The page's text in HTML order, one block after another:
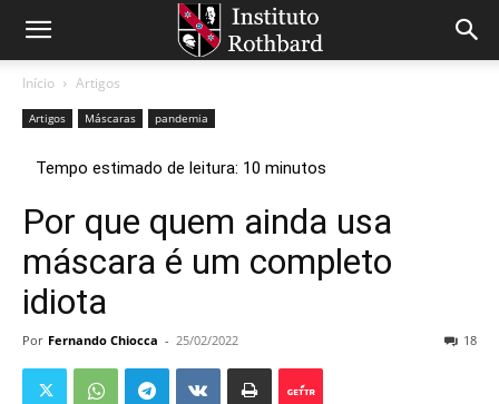
Início Artigos
Artigos Máscaras pandemia
Por que quem ainda usa
máscara é um completo
idiota
Por Fernando Chiocca - 25/02/2022 18